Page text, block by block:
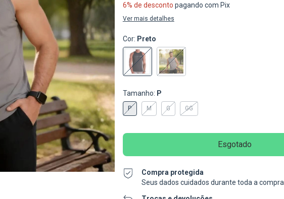
6% de desconto pagando com Pix
Ver mais detalhes
Cor: Preto
Tamanho: P
P M G GG
Compra protegida
Seus dados cuidados durante toda a compra.